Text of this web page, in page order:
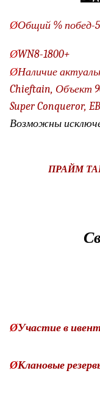
ØОбщий % побед-
ØWN8-1800+
ØНаличие
Chieftain, Объект
Super Conqueror,
Возможны
ПРАЙМ
ØУчастие в
ØКлановые